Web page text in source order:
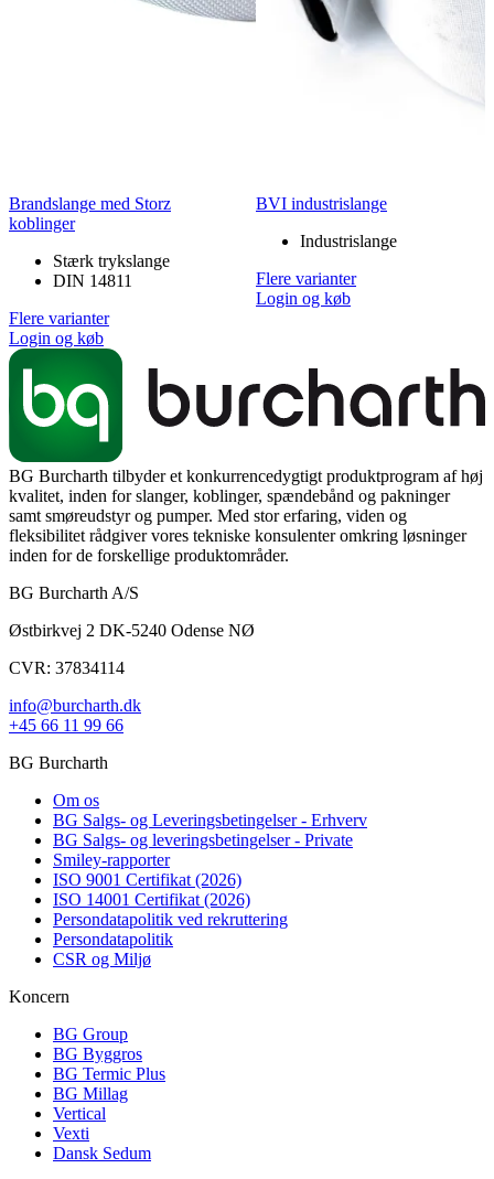
Brandslange med Storz
koblinger
Stærk trykslange
DIN 14811
Flere varianter
Login og køb
BVI industrislange
Industrislange
Flere varianter
Login og køb
BG Burcharth tilbyder et konkurrencedygtigt produktprogram af høj
kvalitet, inden for slanger, koblinger, spændebånd og pakninger
samt smøreudstyr og pumper. Med stor erfaring, viden og
fleksibilitet rådgiver vores tekniske konsulenter omkring løsninger
inden for de forskellige produktområder.
BG Burcharth A/S
Østbirkvej 2 DK-5240 Odense NØ
CVR: 37834114
info@burcharth.dk
+45 66 11 99 66
BG Burcharth
Om os
BG Salgs- og Leveringsbetingelser - Erhverv
BG Salgs- og leveringsbetingelser - Private
Smiley-rapporter
ISO 9001 Certifikat (2026)
ISO 14001 Certifikat (2026)
Persondatapolitik ved rekruttering
Persondatapolitik
CSR og Miljø
Koncern
BG Group
BG Byggros
BG Termic Plus
BG Millag
Vertical
Vexti
Dansk Sedum